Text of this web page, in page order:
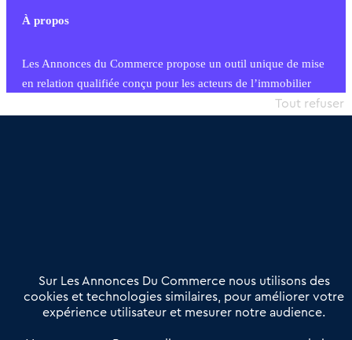
À propos
Les Annonces du Commerce propose un outil unique de mise
en relation qualifiée conçu pour les acteurs de l’immobilier
commercial et les collectivités territoriales, simple et intégrant
Offres Pro
Actualités
Qui sommes nous ?
Derniers articles
Sur Les Annonces Du Commerce nous utilisons des
cookies et technologies similaires, pour améliorer votre
expérience utilisateur et mesurer notre audience.
Tout refuser